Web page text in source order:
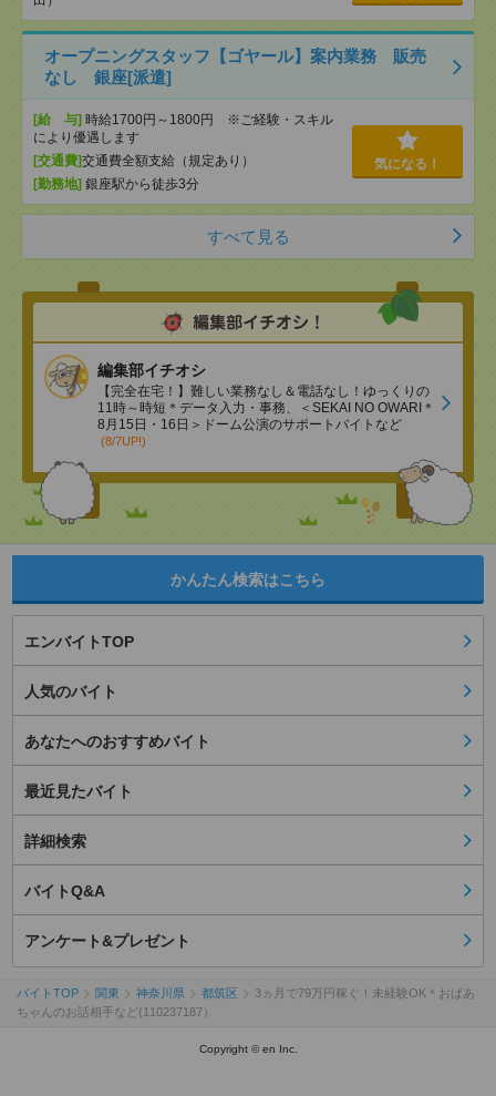
オープニングスタッフ【ゴヤール】案内業務 販売
なし 銀座[派遣]
[給 与] 時給1700円～1800円 ※ご経験・スキル
により優遇します
[交通費]交通費全額支給（規定あり）
[勤務地] 銀座駅から徒歩3分
気になる！
すべて見る
編集部イチオシ
【完全在宅！】難しい業務なし＆電話なし！ゆっくりの
11時～時短＊データ入力・事務、＜SEKAI NO OWARI＊
8月15日・16日＞ドーム公演のサポートバイトなど
(8/7UP!)
かんたん検索はこちら
エンバイトTOP
人気のバイト
あなたへのおすすめバイト
最近見たバイト
詳細検索
バイトQ&A
アンケート&プレゼント
バイトTOP 関東 神奈川県 都筑区
3ヵ月で79万円稼ぐ！未経験OK＊おばあ
ちゃんのお話相手など(110237187）
Copyright © en Inc.